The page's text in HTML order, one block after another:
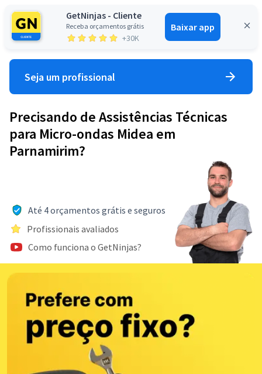
GetNinjas - Cliente
Receba orçamentos grátis
+30K
Baixar app
Entrar
Seja um profissional
Precisando de Assistências Técnicas
para Micro-ondas Midea em
Parnamirim?
Até 4 orçamentos grátis e seguros
Profissionais avaliados
Como funciona o GetNinjas?